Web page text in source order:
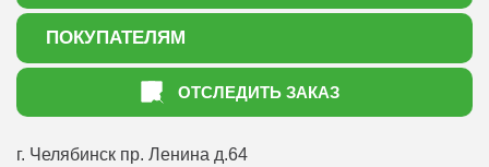
О нас
Акции
ПОКУПАТЕЛЯМ
Как оформить заказ
Статьи садоводу
Оптовым покупателям
ОТСЛЕДИТЬ ЗАКАЗ
г. Челябинск пр. Ленина д.64